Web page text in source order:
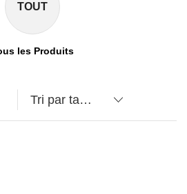
TOUT
les Produits